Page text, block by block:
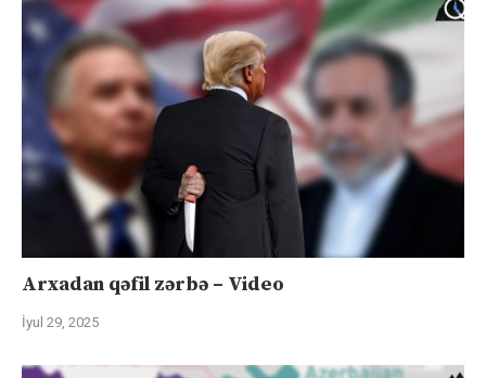
Arxadan qəfil zərbə – Video
İyul 29, 2025